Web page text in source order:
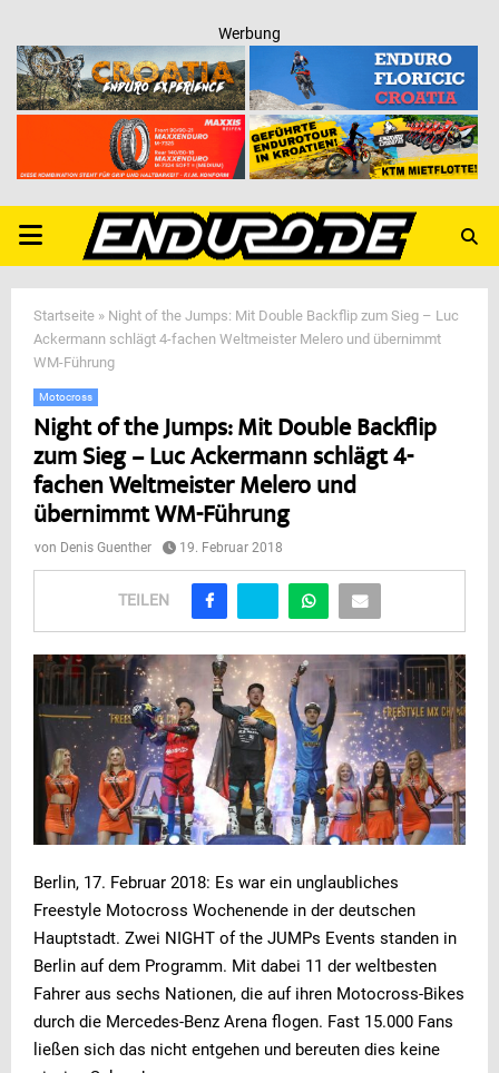
Werbung
PRIMARY
MENU
Startseite » Night of the Jumps: Mit Double Backflip zum Sieg – Luc
Ackermann schlägt 4-fachen Weltmeister Melero und übernimmt
WM-Führung
Motocross
Night of the Jumps: Mit Double Backflip
zum Sieg – Luc Ackermann schlägt 4-
fachen Weltmeister Melero und
übernimmt WM-Führung
von Denis Guenther 19. Februar 2018
TEILEN
Berlin, 17. Februar 2018: Es war ein unglaubliches
Freestyle Motocross Wochenende in der deutschen
Hauptstadt. Zwei NIGHT of the JUMPs Events standen in
Berlin auf dem Programm. Mit dabei 11 der weltbesten
Fahrer aus sechs Nationen, die auf ihren Motocross-Bikes
durch die Mercedes-Benz Arena flogen. Fast 15.000 Fans
ließen sich das nicht entgehen und bereuten dies keine